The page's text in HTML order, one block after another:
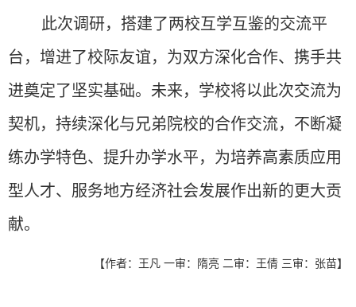
此次调研，搭建了两校互学互鉴的交流平
台，增进了校际友谊，为双方深化合作、携手共
进奠定了坚实基础。未来，学校将以此次交流为
契机，持续深化与兄弟院校的合作交流，不断凝
练办学特色、提升办学水平，为培养高素质应用
型人才、服务地方经济社会发展作出新的更大贡
献。
【作者：王凡 一审：隋亮 二审：王倩 三审：张苗】